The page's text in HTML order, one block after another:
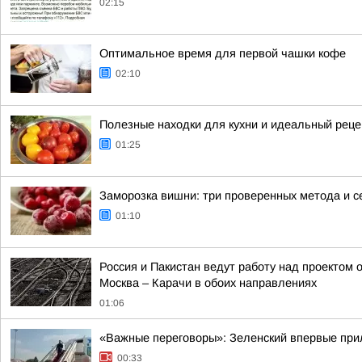
02:15
Оптимальное время для первой чашки кофе
02:10
Полезные находки для кухни и идеальный
01:25
Заморозка вишни: три проверенных метода и
01:10
Россия и Пакистан ведут работу над
Москва – Карачи в обоих направлениях
01:06
«Важные переговоры»: Зеленский впервые
00:33